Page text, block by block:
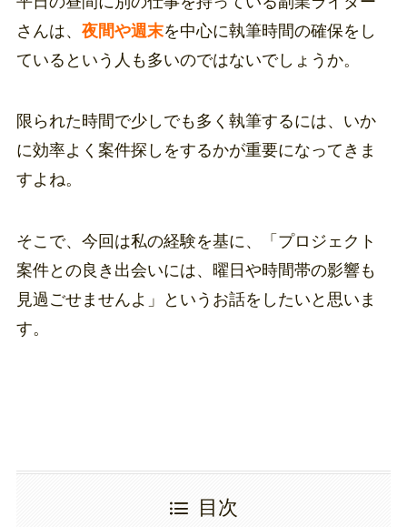
さんは、 夜間や週末を中心に執筆時間の確保をし
ているという人も多いのではないでしょうか。
限られた時間で少しでも多く執筆するには、いか
に効率よく案件探しをするかが重要になってきま
すよね。
そこで、今回は私の経験を基に、「プロジェクト
案件との良き出会いには、曜日や時間帯の影響も
見過ごせませんよ」というお話をしたいと思いま
す。
目次